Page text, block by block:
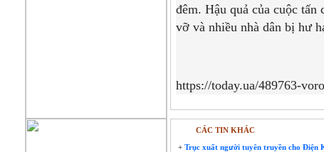
đêm. Hậu quả của cuộc
vỡ và nhiều nhà dân bị hư
https://today.ua/489763-
CÁC TIN KHÁC
+Trục xuất người tuyên truyền cho Điện